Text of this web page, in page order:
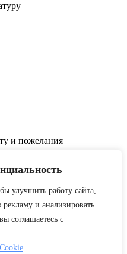
улучшить работу сайта,
и анализировать
соглашаетесь с
и пожелания